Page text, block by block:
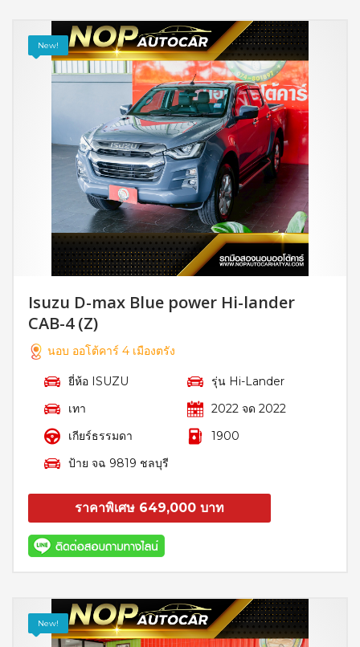
New!
Isuzu D-max Blue power Hi-lander
CAB-4 (Z)
นอบ ออโต้คาร์ 4 เมืองตรัง
ยี่ห้อ ISUZU
รุ่น Hi-Lander
เทา
2022 จด 2022
เกียร์ธรรมดา
1900
ป้าย จฉ 9819 ชลบุรี
ราคาพิเศษ 649,000 บาท
New!